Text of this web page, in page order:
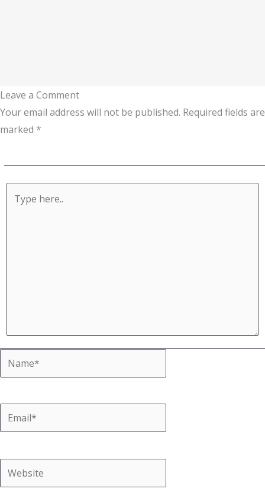
Leave a Comment
Your email address will not be published. Required fields are
marked *
here..
Name*
Email*
Website